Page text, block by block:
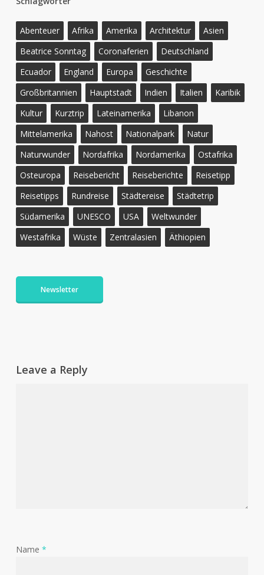
Abenteuer Afrika Amerika Architektur
Asien
Beatrice Sonntag
Coronaferien
Deutschland
Ecuador
England Europa
Geschichte
Großbritannien
Hauptstadt Indien Italien
Karibik
Kultur
Kurztrip Lateinamerika
Libanon
Mittelamerika
Nahost Nationalpark
Natur
Naturwunder
Nordafrika Nordamerika
Ostafrika
Osteuropa
Reisebericht Reiseberichte
Reisetipp
Reisetipps
Rundreise Städtereise
Städtetrip
Südamerika
UNESCO USA
Weltwunder
Westafrika
Wüste Zentralasien Äthiopien
Newsletter
Leave a Reply
Name *